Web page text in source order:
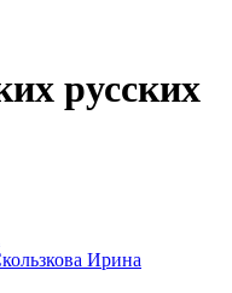
русских
Ирина